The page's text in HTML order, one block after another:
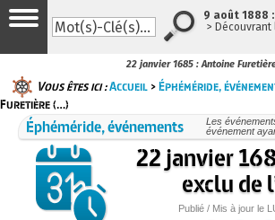
22 janvier 1685 : Antoine
Vous êtes ici :Accueil >Éphéméride,
Furetière (…)
Éphéméride, événements
Les
événement
22 janvier
exclu de
Publié / Mis à jour le
9 août 1888
>